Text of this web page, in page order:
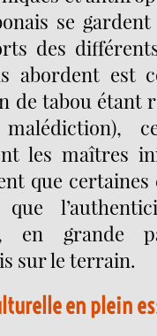
se
des
abordent est
de tabou étant
les maîtres
que
en grande
sur le terrain.
en plein